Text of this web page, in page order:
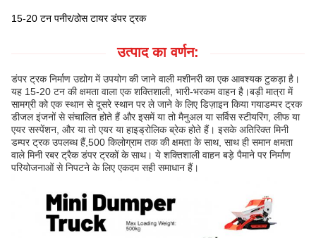
15-20 टन पनीर/ठोस टायर डंपर ट्रक
उत्पाद का वर्णन:
डंपर ट्रक निर्माण उद्योग में उपयोग की जाने वाली मशीनरी का एक आवश्यक टुकड़ा है।
यह 15-20 टन की क्षमता वाला एक शक्तिशाली, भारी-भरकम वाहन है।बड़ी मात्रा में
सामग्री को एक स्थान से दूसरे स्थान पर ले जाने के लिए डिज़ाइन किया गयाडम्पर ट्रक
डीजल इंजनों से संचालित होते हैं और इसमें या तो मैनुअल या सर्विस स्टीयरिंग, लीफ या
एयर सस्पेंशन, और या तो एयर या हाइड्रोलिक ब्रेक होते हैं। इसके अतिरिक्त मिनी
डम्पर ट्रक उपलब्ध हैं,500 किलोग्राम तक की क्षमता के साथ, साथ ही समान क्षमता
वाले मिनी रबर ट्रैक डंपर ट्रकों के साथ। ये शक्तिशाली वाहन बड़े पैमाने पर निर्माण
परियोजनाओं से निपटने के लिए एकदम सही समाधान हैं।